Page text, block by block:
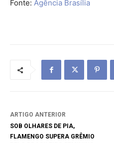
Fonte: Agência Brasília
ARTIGO ANTERIOR
SOB OLHARES DE PIA,
FLAMENGO SUPERA GRÊMIO